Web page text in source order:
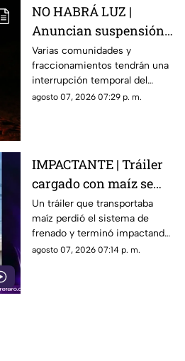
NO HABRÁ LUZ |
Anuncian suspensión
del suministro eléctrico
en Querétaro; estás
serán las zonas
afectadas
Varias comunidades y
fraccionamientos tendrán una
interrupción temporal del
servicio eléctrico durante
agosto 07, 2026 07:29 p. m.
IMPACTANTE | Tráiler
cargado con maíz se
queda sin frenos y
embiste a siete
vehículos
Un tráiler que transportaba
maíz perdió el sistema de
frenado y terminó impactando
a siete vehículos que
agosto 07, 2026 07:14 p. m.